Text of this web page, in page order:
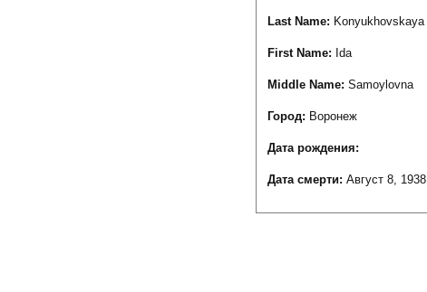
Last Name: Konyukhovskaya
First Name: Ida
Middle Name: Samoylovna
Город: Воронеж
Дата рождения:
Дата смерти: Август 8, 1938